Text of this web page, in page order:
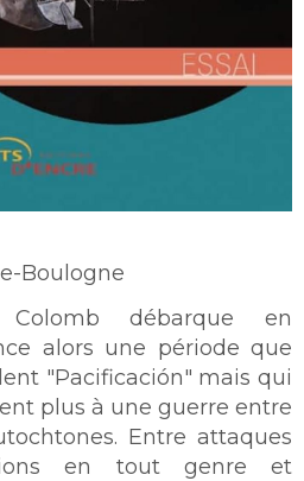
Boulogne
Colomb débarque en
alors une période que
"Pacificación" mais qui
plus à une guerre entre
Entre attaques
en tout genre et